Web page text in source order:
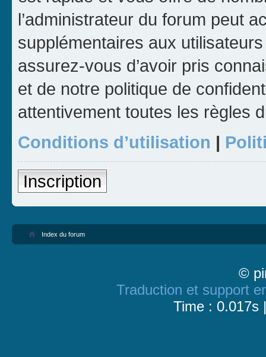
l’administrateur du forum peut
supplémentaires aux
assurez-vous d’avoir pris
et de notre politique de
attentivement toutes les règles
Conditions d’utilisation |
Inscription
Index du forum
©
Traduction et support
Time : 0.017s